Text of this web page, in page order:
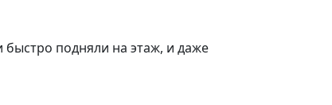
подняли на этаж, и даже